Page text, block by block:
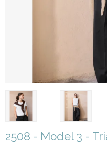
2508 - Model 3 -